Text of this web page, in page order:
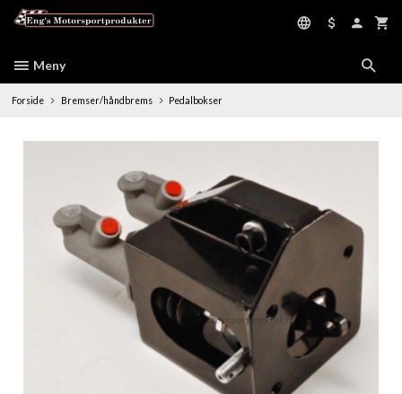
Meny
Forside Bremser/håndbrems Pedalbokser